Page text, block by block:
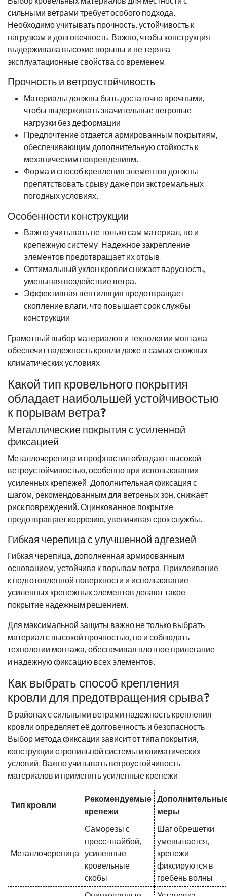
сильными ветрами требует особого подхода.
Необходимо учитывать прочность, устойчивость к
нагрузкам и долговечность. Важно, чтобы конструкция
выдерживала высокие порывы и не теряла
эксплуатационные свойства со временем.
Прочность и ветроустойчивость
Материалы должны быть достаточно прочными,
чтобы выдерживать значительные ветровые
нагрузки без деформации.
Предпочтение отдается армированным покрытиям,
обеспечивающим дополнительную стойкость к
механическим повреждениям.
Форма и способ крепления элементов должны
препятствовать срыву даже при экстремальных
погодных условиях.
Особенности конструкции
Важно учитывать не только сам материал, но и
крепежную систему. Надежное закрепление
элементов предотвращает их отрыв.
Оптимальный уклон кровли снижает парусность,
уменьшая воздействие ветра.
Эффективная вентиляция предотвращает
скопление влаги, что повышает срок службы
конструкции.
Грамотный выбор материалов и технологии монтажа
обеспечит надежность кровли даже в самых сложных
климатических условиях.
Какой тип кровельного покрытия
обладает наибольшей устойчивостью
к порывам ветра?
Металлические покрытия с усиленной
фиксацией
Металлочерепица и профнастил обладают высокой
ветроустойчивостью, особенно при использовании
усиленных крепежей. Дополнительная фиксация с
шагом, рекомендованным для ветреных зон, снижает
риск повреждений. Оцинкованное покрытие
предотвращает коррозию, увеличивая срок службы.
Гибкая черепица с улучшенной адгезией
Гибкая черепица, дополненная армированным
основанием, устойчива к порывам ветра. Приклеивание
к подготовленной поверхности и использование
усиленных крепежных элементов делают такое
покрытие надежным решением.
Для максимальной защиты важно не только выбрать
материал с высокой прочностью, но и соблюдать
технологии монтажа, обеспечивая плотное прилегание
и надежную фиксацию всех элементов.
Как выбрать способ крепления
кровли для предотвращения срыва?
В районах с сильными ветрами надежность крепления
кровли определяет её долговечность и безопасность.
Выбор метода фиксации зависит от типа покрытия,
конструкции стропильной системы и климатических
условий. Важно учитывать ветроустойчивость
материалов и применять усиленные крепежи.
Тип кровли
Рекомендуемые
крепежи
меры
Металлочерепица
Саморезы с
пресс-шайбой,
усиленные
кровельные
скобы
Шаг обрешетки
уменьшается,
крепежи
фиксируются в
гребень волны